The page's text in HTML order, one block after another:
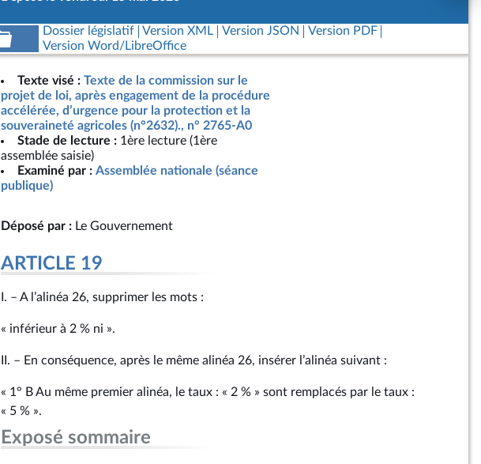
Dossier législatif Version XML Version JSON
Version PDF
Version Word/LibreOffice
Texte visé : Texte de la commission sur le
projet de loi, après engagement de la procédure
accélérée, d’urgence pour la protection et la
souveraineté agricoles (n°2632)., n° 2765-A0
Stade de lecture : 1ère lecture (1ère
assemblée saisie)
Examiné par : Assemblée nationale (séance
publique)
Déposé par : Le Gouvernement
ARTICLE 19
I. – A l’alinéa 26, supprimer les mots :
« inférieur à 2 % ni ».
II. – En conséquence, après le même alinéa 26, insérer l’alinéa suivant :
« 1° B Au même premier alinéa, le taux : « 2 % » sont remplacés par le taux :
« 5 % ».
Exposé sommaire